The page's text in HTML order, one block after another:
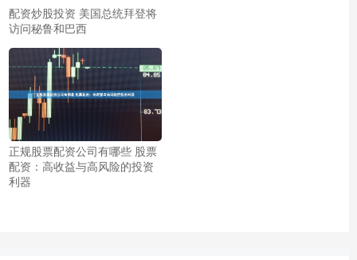
配资炒股投资 美国总统拜登将
访问秘鲁和巴西
正规股票配资公司有哪些 股票
配资：高收益与高风险的投资
利器